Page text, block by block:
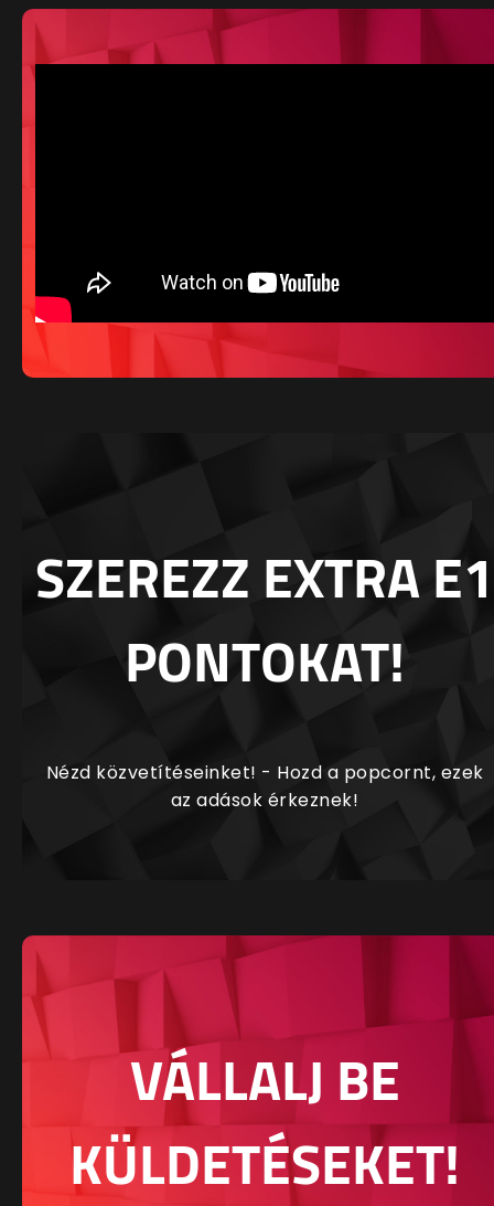
SZEREZZ EXTRA E1
PONTOKAT!
Nézd közvetítéseinket! - Hozd a popcornt, ezek
az adások érkeznek!
VÁLLALJ BE
KÜLDETÉSEKET!